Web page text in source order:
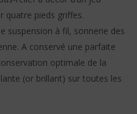
quatre pieds griffes.
suspension à fil, sonnerie des
A conservé une parfaite
optimale de la
(or brillant) sur toutes les